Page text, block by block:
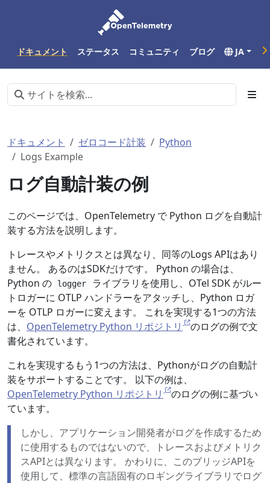
ドキュメント ステータス コミュニティ ブログ JA
ドキュメント ゼロコード計装
Python
Logs Example
ログ自動計装の例
このページでは、OpenTelemetry で Python ログを自動計
装する方法を説明します。
トレースやメトリクスとは異なり、同等のLogs APIはあり
ません。 あるのはSDKだけです。 Python の場合は、
Python の
logger
ライブラリを使用し、OTel SDK がルー
トロガーに OTLP ハンドラーをアタッチし、Python ロガ
ーを OTLP ロガーに変えます。 これを実現する1つの方法
は、 OpenTelemetry Python リポジトリ
のログの例で文
書化されています。
これを実現するもう1つの方法は、Pythonがログの自動計
装をサポートすることです。 以下の例は、
OpenTelemetry Python リポジトリ
のログの例に基づい
ています。
しかし、アプリケーション開発者がログを作成するため
に使用するものではないので、トレースおよびメトリク
スAPIとは異なります。 かわりに、このブリッジAPIを
使用して、標準の言語固有のロギングライブラリでログ